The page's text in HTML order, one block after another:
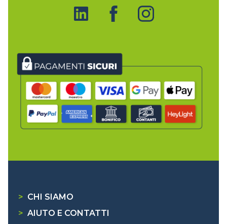
> CHI SIAMO
> AIUTO E CONTATTI